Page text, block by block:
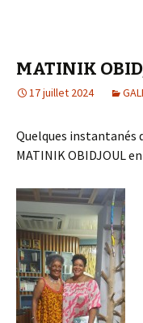
MATINIK
17 juillet 2024
Quelques instantanés
MATINIK OBIDJOUL